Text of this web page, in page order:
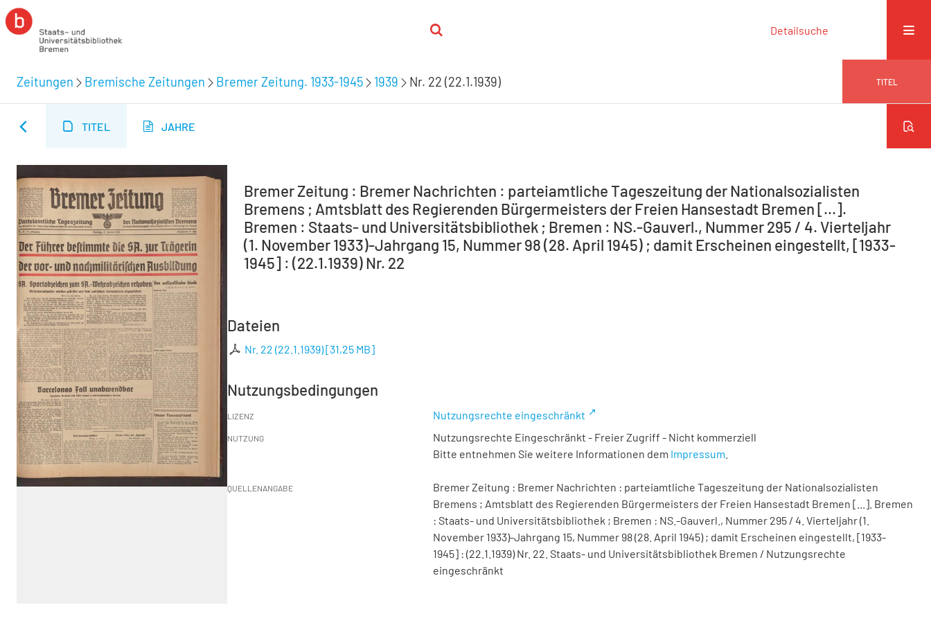
Detailsuche
Zeitungen Bremische Zeitungen Bremer Zeitung. 1933-1945 1939 Nr. 22 (22.1.1939) TITEL
TITEL JAHRE
Bremer Zeitung : Bremer Nachrichten : parteiamtliche Tageszeitung der Nationalsozialisten
Bremens ; Amtsblatt des Regierenden Bürgermeisters der Freien Hansestadt Bremen [...].
Bremen : Staats- und Universitätsbibliothek ; Bremen : NS.-Gauverl., Nummer 295 / 4. Vierteljahr
(1. November 1933)-Jahrgang 15, Nummer 98 (28. April 1945) ; damit Erscheinen eingestellt, [1933-
1945] : (22.1.1939) Nr. 22
Dateien
Nr. 22 (22.1.1939)[31,25 MB]
Nutzungsbedingungen
LIZENZ Nutzungsrechte eingeschränkt
NUTZUNG
Nutzungsrechte Eingeschränkt - Freier Zugriff - Nicht kommerziell
Bitte entnehmen Sie weitere Informationen dem Impressum
QUELLENANGABE
Bremer Zeitung : Bremer Nachrichten : parteiamtliche Tageszeitung der Nationalsozialisten
Bremens ; Amtsblatt des Regierenden Bürgermeisters der Freien Hansestadt Bremen [...]. Bremen
: Staats- und Universitätsbibliothek ; Bremen : NS.-Gauverl., Nummer 295 / 4. Vierteljahr (1.
November 1933)-Jahrgang 15, Nummer 98 (28. April 1945) ; damit Erscheinen eingestellt, [1933-
1945] : (22.1.1939) Nr. 22. Staats- und Universitätsbibliothek Bremen / Nutzungsrechte
eingeschränkt